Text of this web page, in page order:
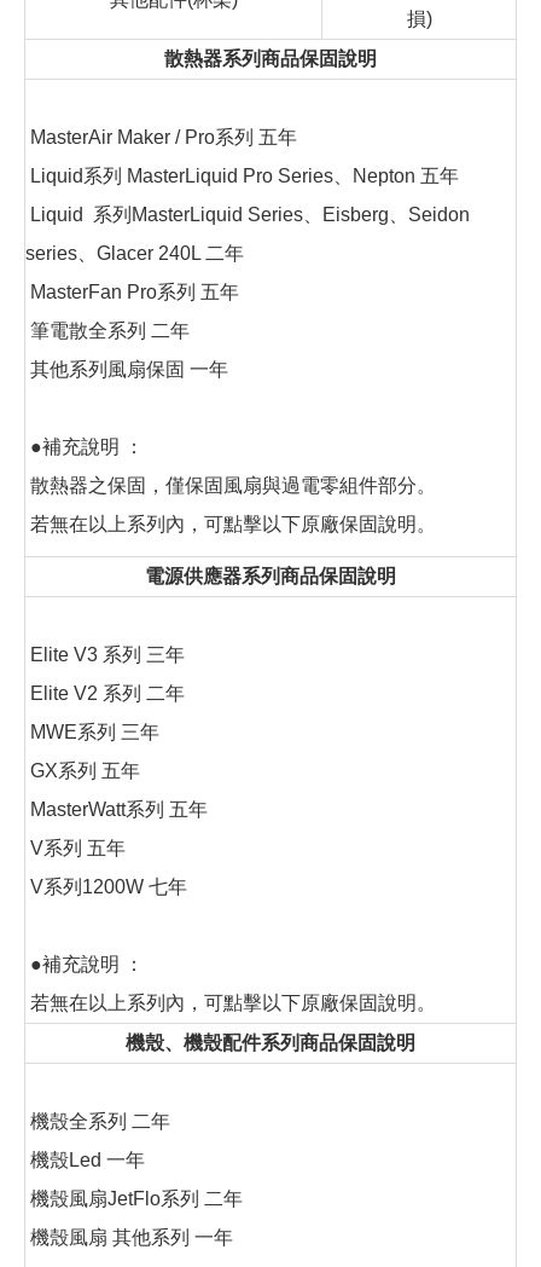
損)
散熱器系列商品保固說明
MasterAir Maker / Pro系列 五年
Liquid系列 MasterLiquid Pro Series、Nepton 五年
Liquid 系列MasterLiquid Series、Eisberg、Seidon
series、Glacer 240L 二年
MasterFan Pro系列 五年
筆電散全系列 二年
其他系列風扇保固 一年
●補充說明 ：
散熱器之保固，僅保固風扇與過電零組件部分。
若無在以上系列內，可點擊以下原廠保固說明。
電源供應器系列商品保固說明
Elite V3 系列 三年
Elite V2 系列 二年
MWE系列 三年
GX系列 五年
MasterWatt系列 五年
V系列 五年
V系列1200W 七年
●補充說明 ：
若無在以上系列內，可點擊以下原廠保固說明。
機殼、機殼配件系列商品保固說明
機殼全系列 二年
機殼Led 一年
機殼風扇JetFlo系列 二年
機殼風扇 其他系列 一年